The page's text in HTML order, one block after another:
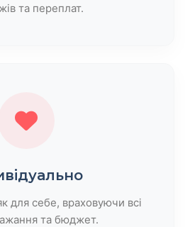
та переплат.
для себе, враховуючи всі
та бюджет.